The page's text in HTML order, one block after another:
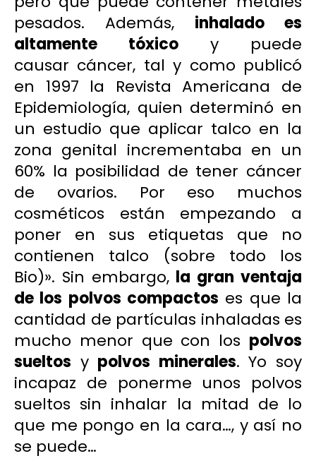
pesados. Además, inhalado es
altamente tóxico y puede
causar cáncer, tal y como publicó
en 1997 la Revista Americana de
Epidemiología, quien determinó en
un estudio que aplicar talco en la
zona genital incrementaba en un
60% la posibilidad de tener cáncer
de ovarios. Por eso muchos
cosméticos están empezando a
poner en sus etiquetas que no
contienen talco (sobre todo los
Bio)». Sin embargo, la gran ventaja
de los polvos compactos es que la
cantidad de partículas inhaladas es
mucho menor que con los polvos
sueltos y polvos minerales. Yo soy
incapaz de ponerme unos polvos
sueltos sin inhalar la mitad de lo
que me pongo en la cara…, y así no
se puede…